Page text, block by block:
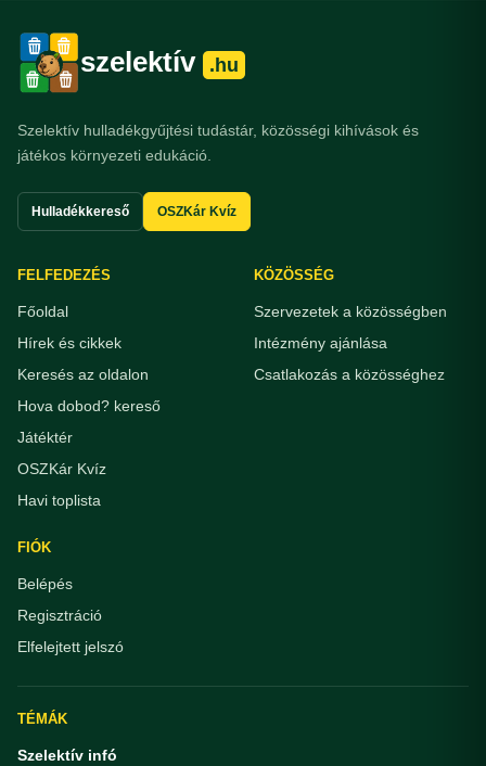
szelektív .hu
Szelektív hulladékgyűjtési tudástár, közösségi kihívások és
játékos környezeti edukáció.
Hulladékkereső OSZKár Kvíz
FELFEDEZÉS
Főoldal
Hírek és cikkek
Keresés az oldalon
Hova dobod? kereső
Játéktér
OSZKár Kvíz
Havi toplista
KÖZÖSSÉG
Szervezetek a közösségben
Intézmény ajánlása
Csatlakozás a közösséghez
FIÓK
Belépés
Regisztráció
Elfelejtett jelszó
TÉMÁK
Szelektív infó